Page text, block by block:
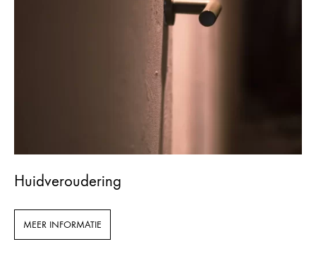
Huidveroudering
MEER INFORMATIE